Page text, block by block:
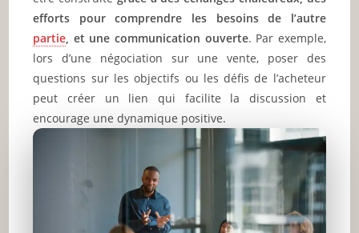
efforts pour comprendre les besoins de l’autre
partie, et une communication ouverte. Par exemple,
lors d’une négociation sur une vente, poser des
questions sur les objectifs ou les défis de l’acheteur
peut créer un lien qui facilite la discussion et
encourage une dynamique positive.